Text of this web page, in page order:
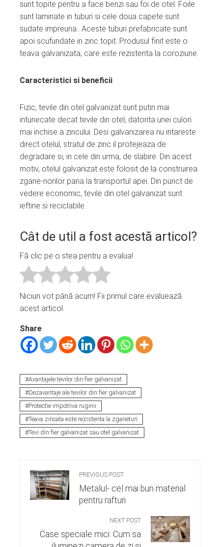
sunt topite pentru a face benzi sau foi de otel. Foile
sunt laminate in tuburi si cele doua capete sunt
sudate impreuna.. Aceste tuburi prefabricate sunt
apoi scufundate in zinc topit. Produsul finit este o
teava galvanizata, care este rezistenta la coroziune.
Caracteristici si beneficii
Fizic, tevile din otel galvanizat sunt putin mai
intunecate decat tevile din otel, datorita unei culori
mai inchise a zincului. Desi galvanizarea nu intareste
direct otelul, stratul de zinc il protejeaza de
degradare si, in cele din urma, de slabire. Din acest
motiv, otelul galvanizat este folosit de la construirea
zgarie-norilor pana la transportul apei. Din punct de
vedere economic, tevile din otel galvanizat sunt
ieftine si reciclabile.
Cât de util a fost acestă articol?
Fă clic pe o stea pentru a evalua!
Niciun vot până acum! Fii primul care evaluează
acest articol.
Share
Avantajele tevilor din fier galvanizat
Dezavantaje ale tevilor din fier galvanizat
Protectie impotriva ruginii
Teava zincata este rezistenta la zgarieturi
Tevi din fier galvanizat sau otel galvanizat
PREVIOUS POST
Metalul- cel mai bun material
pentru rafturi
NEXT POST
Case speciale mici: Cum sa